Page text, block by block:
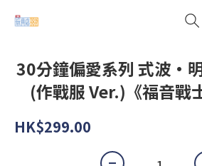
30分鐘偏愛系列 式波·
(作戰服 Ver.)《福音戰
HK$299.00